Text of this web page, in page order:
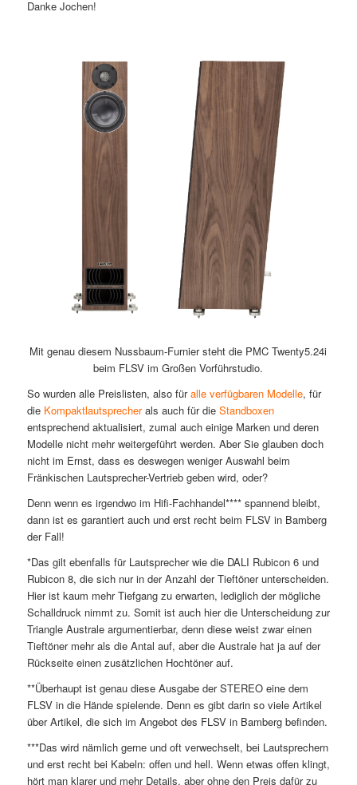
Danke Jochen!
Mit genau diesem Nussbaum-Furnier steht die PMC Twenty5.24i
beim FLSV im Großen Vorführstudio.
So wurden alle Preislisten, also füralle verfügbaren Modelle, für
die Kompaktlautsprecherals auch für die Standboxen
entsprechend aktualisiert, zumal auch einige Marken und deren
Modelle nicht mehr weitergeführt werden. Aber Sie glauben doch
nicht im Ernst, dass es deswegen weniger Auswahl beim
Fränkischen Lautsprecher-Vertrieb geben wird, oder?
Denn wenn es irgendwo im Hifi-Fachhandel**** spannend bleibt,
dann ist es garantiert auch und erst recht beim FLSV in Bamberg
der Fall!
*Das gilt ebenfalls für Lautsprecher wie die DALI Rubicon 6 und
Rubicon 8, die sich nur in der Anzahl der Tieftöner unterscheiden.
Hier ist kaum mehr Tiefgang zu erwarten, lediglich der mögliche
Schalldruck nimmt zu. Somit ist auch hier die Unterscheidung zur
Triangle Australe argumentierbar, denn diese weist zwar einen
Tieftöner mehr als die Antal auf, aber die Australe hat ja auf der
Rückseite einen zusätzlichen Hochtöner auf.
**Überhaupt ist genau diese Ausgabe der STEREO eine dem
FLSV in die Hände spielende. Denn es gibt darin so viele Artikel
über Artikel, die sich im Angebot des FLSV in Bamberg befinden.
***Das wird nämlich gerne und oft verwechselt, bei Lautsprechern
und erst recht bei Kabeln: offen und hell. Wenn etwas offen klingt,
hört man klarer und mehr Details, aber ohne den Preis dafür zu